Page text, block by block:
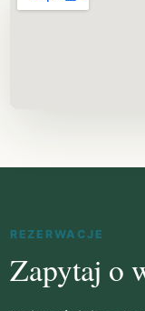
REZERWACJE
Zapytaj o